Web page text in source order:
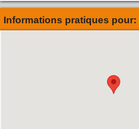
Informations pratiques pour: